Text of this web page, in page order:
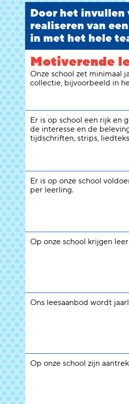
Door het invullen
realiseren van
in met het hele
Motiverende
Onze school zet minimaal
collectie, bijvoorbeeld in
Er is op school een rijk en
de interesse en de
tijdschriften, strips,
Er is op onze school
per leerling.
Op onze school krijgen
Ons leesaanbod wordt
Op onze school zijn